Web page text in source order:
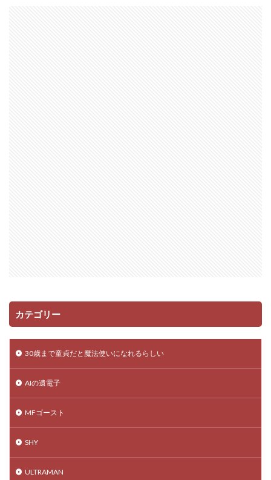
カテゴリー
30歳まで童貞だと魔法使いになれるらしい
AIの遺電子
MFゴースト
SHY
ULTRAMAN